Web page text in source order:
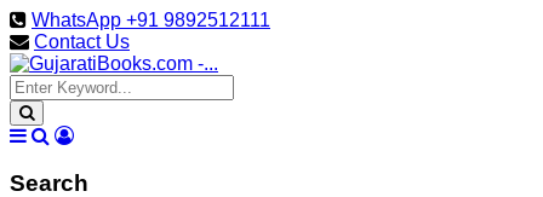
WhatsApp +91 9892512111
Contact Us
Search